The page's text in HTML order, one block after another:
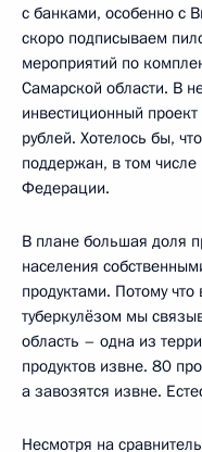
с банками, особенно с
скоро подписываем
мероприятий по
Самарской области. В
инвестиционный
рублей. Хотелось бы,
поддержан, в том
Федерации.
В плане большая доля
населения
продуктами. Потому
туберкулёзом мы
область – одна из
продуктов извне. 80
а завозятся извне.
Несмотря на